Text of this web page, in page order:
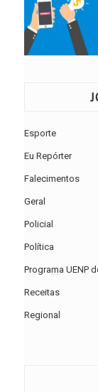
Esporte
Eu Repórter
Falecimentos
Geral
Policial
Política
Programa UENP
Receitas
Regional